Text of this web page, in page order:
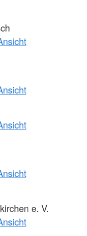
e. V.